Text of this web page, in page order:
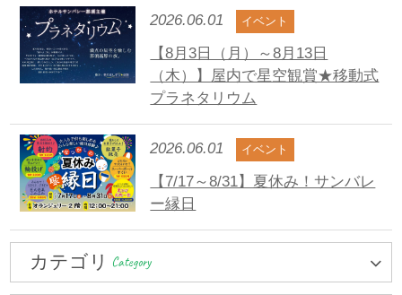
2026.06.01 イベント
【8月3日（月）～8月13日
（木）】屋内で星空観賞★移動式
プラネタリウム
2026.06.01 イベント
【7/17～8/31】夏休み！サンバレ
ー縁日
カテゴリ Category